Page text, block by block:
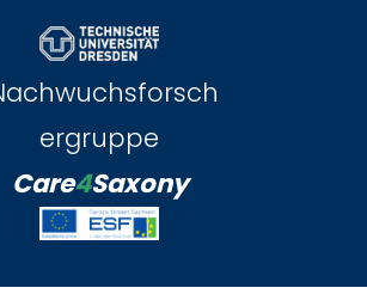
ergruppe
Care4Saxony